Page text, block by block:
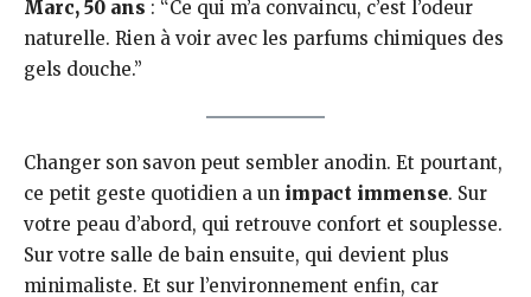
Marc, 50 ans : “Ce qui m’a convaincu, c’est l’odeur
naturelle. Rien à voir avec les parfums chimiques des
gels douche.”
Changer son savon peut sembler anodin. Et pourtant,
ce petit geste quotidien a un impact immense. Sur
votre peau d’abord, qui retrouve confort et souplesse.
Sur votre salle de bain ensuite, qui devient plus
minimaliste. Et sur l’environnement enfin, car